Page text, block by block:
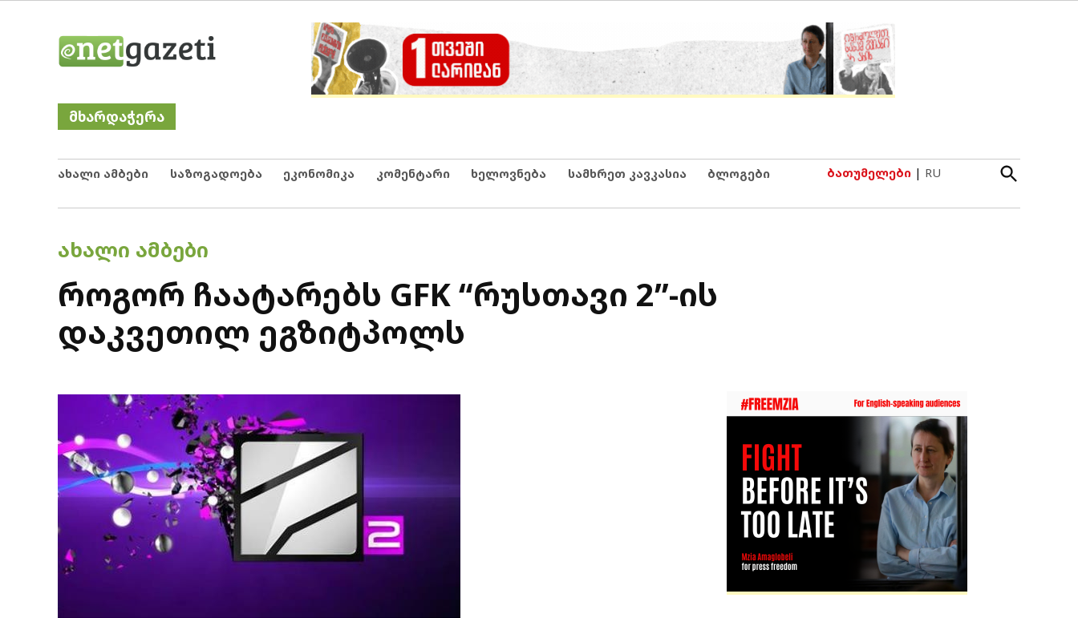
Netgazeti
მხარდაჭერა
ახალი ამბები საზოგადოება ეკონომიკა კომენტარი ხელოვნება სამხრეთ კავკასია ბლოგები ბათუმელები | RU
Open
Search
POSTED
ᲐᲮᲐᲚᲘ ᲐᲛᲑᲔᲑᲘ
როგორ ჩაატარებს GFK “რუსთავი 2”-ის
დაკვეთილ ეგზიტპოლს